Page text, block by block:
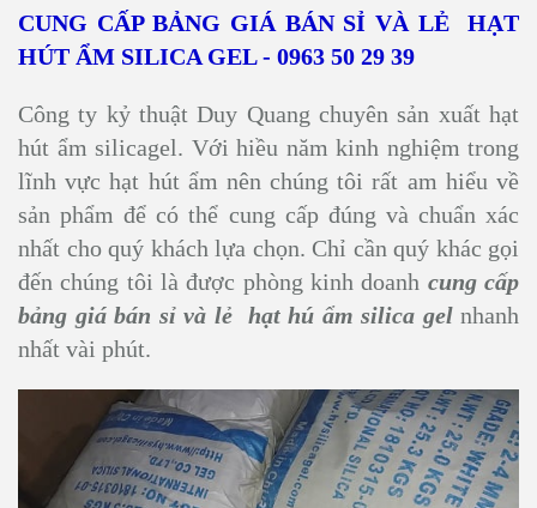
CUNG CẤP BẢNG GIÁ BÁN SỈ VÀ LẺ HẠT
HÚT ẨM SILICA GEL - 0963 50 29 39
Công ty kỷ thuật Duy Quang chuyên sản xuất hạt
hút ẩm silicagel. Với hiều năm kinh nghiệm trong
lĩnh vực hạt hút ẩm nên chúng tôi rất am hiểu về
sản phẩm để có thể cung cấp đúng và chuẩn xác
nhất cho quý khách lựa chọn. Chỉ cần quý khác gọi
đến chúng tôi là được phòng kinh doanh cung cấp
bảng giá bán sỉ và lẻ hạt hú ẩm silica gelnhanh
nhất vài phút.